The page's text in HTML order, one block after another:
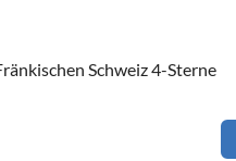
Schweiz 4-Sterne